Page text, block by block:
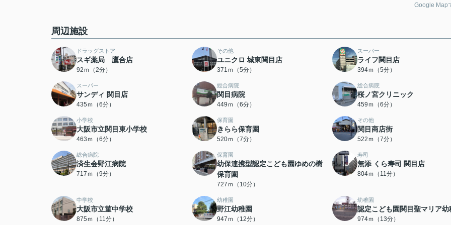
Google Map
周辺施設
ドラッグストア
スギ薬局 鷹合店
92ｍ（2分）
その他
ユニクロ 城東関目店
371ｍ（5分）
スーパー
ライフ関目店
394ｍ（5分）
スーパー
サンディ 関目店
435ｍ（6分）
総合病院
関目病院
449ｍ（6分）
総合病院
桜ノ宮クリニック
459ｍ（6分）
小学校
大阪市立関目東小学校
463ｍ（6分）
保育園
きらら保育園
520ｍ（7分）
その他
関目商店街
522ｍ（7分）
総合病院
済生会野江病院
717ｍ（9分）
保育園
幼保連携型認定こども園ゆめの樹
保育園
727ｍ（10分）
寿司
無添 くら寿司 関目店
804ｍ（11分）
中学校
大阪市立菫中学校
875ｍ（11分）
幼稚園
野江幼稚園
947ｍ（12分）
幼稚園
認定こども園関目聖マリア幼
974ｍ（13分）